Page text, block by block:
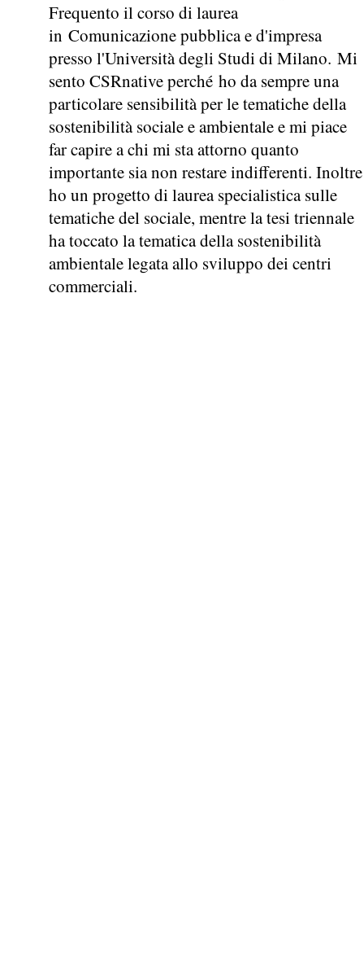
Frequento il corso di laurea
in Comunicazione pubblica e d'impresa
presso l'Università degli Studi di Milano. Mi
sento CSRnative perché ho da sempre una
particolare sensibilità per le tematiche della
sostenibilità sociale e ambientale e mi piace
far capire a chi mi sta attorno quanto
importante sia non restare indifferenti. Inoltre
ho un progetto di laurea specialistica sulle
tematiche del sociale, mentre la tesi triennale
ha toccato la tematica della sostenibilità
ambientale legata allo sviluppo dei centri
commerciali.